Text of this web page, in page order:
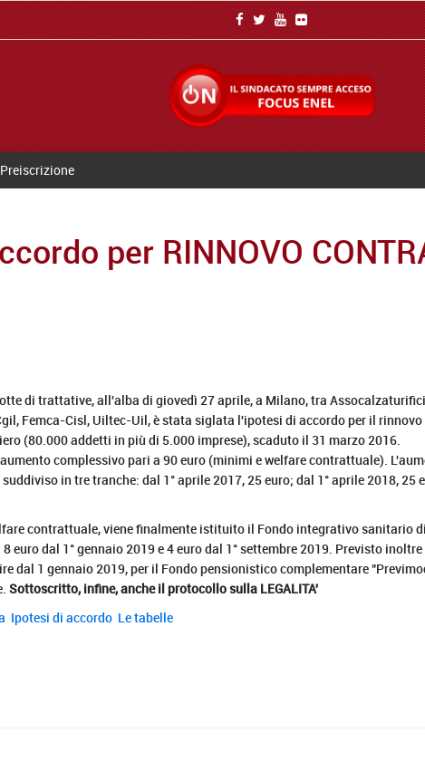
Preiscrizione
per RINNOVO
di trattative, all'alba di giovedì 27 aprile, a Milano, tra
Femca-Cisl, Uiltec-Uil, è stata siglata l'ipotesi di accordo per il
(80.000 addetti in più di 5.000 imprese), scaduto il 31 marzo 2016.
complessivo pari a 90 euro (minimi e welfare contrattuale).
suddiviso in tre tranche: dal 1° aprile 2017, 25 euro; dal 1° aprile 2018, 25
contrattuale, viene finalmente istituito il Fondo integrativo sanitario
euro dal 1° gennaio 2019 e 4 euro dal 1° settembre 2019. Previsto
dal 1 gennaio 2019, per il Fondo pensionistico complementare
Sottoscritto, infine, anche il protocollo sulla LEGALITA'
Ipotesi di accordo Le tabelle